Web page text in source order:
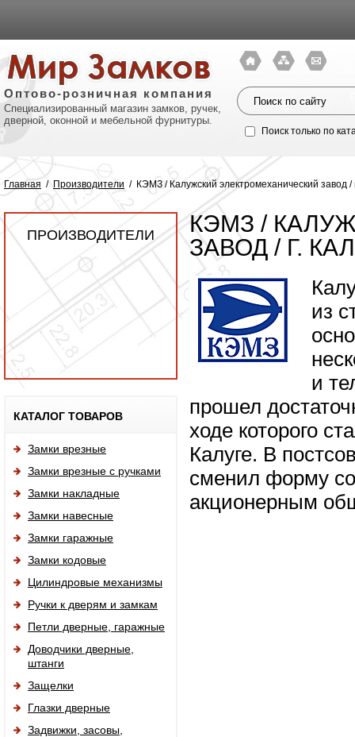
Оптово-розничная компания
Специализированный магазин замков, ручек,
дверной, оконной и мебельной фурнитуры.
Поиск только по
Главная / Производители / КЭМЗ / Калужский электромеханический завод /
ПРОИЗВОДИТЕЛИ
КАТАЛОГ ТОВАРОВ
Замки врезные
Замки врезные с ручками
Замки накладные
Замки навесные
Замки гаражные
Замки кодовые
Цилиндровые механизмы
Ручки к дверям и замкам
Петли дверные, гаражные
Доводчики дверные,
штанги
Защелки
Глазки дверные
Задвижки, засовы,
КЭМЗ /
ЗАВОД / Г.
из
и
прошел
ходе которого
Калуге. В
сменил форму
акционерным